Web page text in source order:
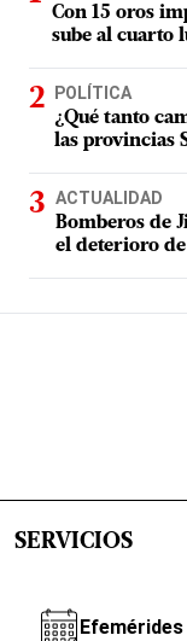
Con 15 oros
sube al cuarto
POLÍTICA
¿Qué tanto
las provincias
ACTUALIDAD
Bomberos de
el deterioro
SERVICIOS
Efemérides